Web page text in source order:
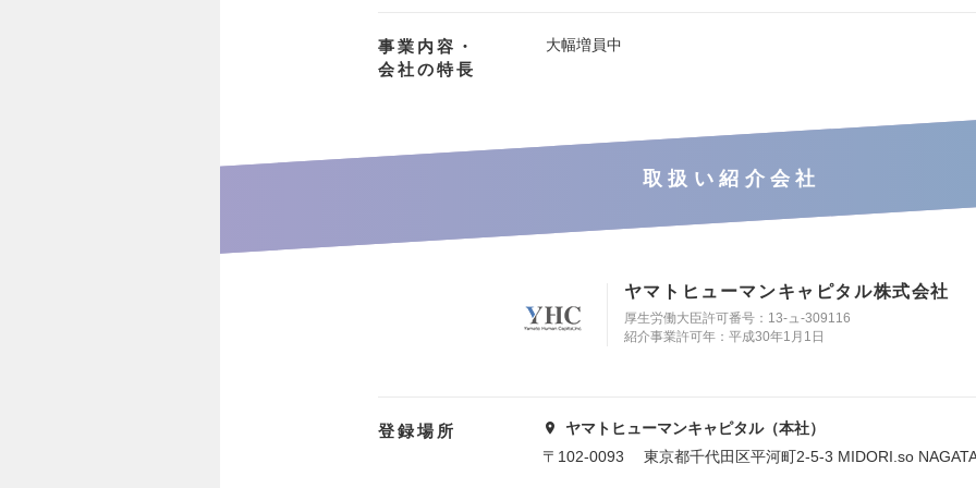
事業内容・
会社の特長
大幅増員中
取扱い紹介会社
ヤマトヒューマンキャピタル株式会社
厚生労働大臣許可番号：13-ュ-309116
紹介事業許可年：平成30年1月1日
登録場所
ヤマトヒューマンキャピタル（本社）
〒102-0093 東京都千代田区平河町2-5-3 MIDORI.so